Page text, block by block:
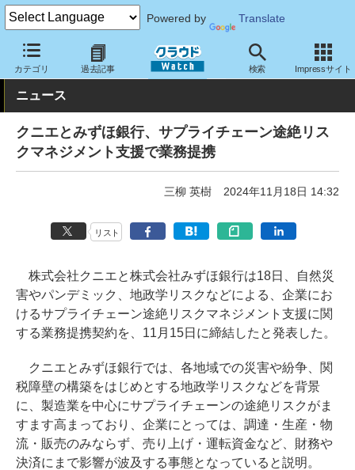
Powered by Translate
カテゴリ 過去記事 検索 Impressサイト
クラウド Watch トピック 協業・提携
ニュース
クニエとみずほ銀行、サプライチェーン途絶リス
クマネジメント支援で業務提携
三柳 英樹 2024年11月18日 14:32
リスト
株式会社クニエと株式会社みずほ銀行は18日、自然災
害やパンデミック、地政学リスクなどによる、企業にお
けるサプライチェーン途絶リスクマネジメント支援に関
する業務提携契約を、11月15日に締結したと発表した。
クニエとみずほ銀行では、各地域での災害や紛争、関
税障壁の構築をはじめとする地政学リスクなどを背景
に、製造業を中心にサプライチェーンの途絶リスクがま
すます高まっており、企業にとっては、調達・生産・物
流・販売のみならず、売り上げ・運転資金など、財務や
決済にまで影響が波及する事態となっていると説明。